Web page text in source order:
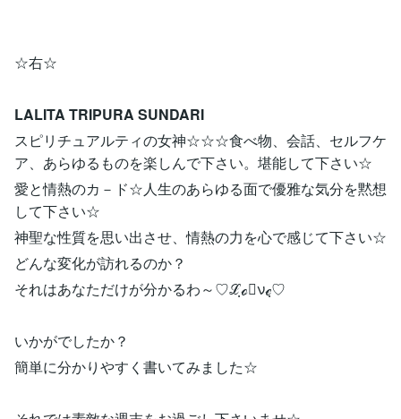
☆右☆
LALITA TRIPURA SUNDARI
スピリチュアルティの女神☆☆☆食べ物、会話、セルフケ
ア、あらゆるものを楽しんで下さい。堪能して下さい☆
愛と情熱のカ－ド☆人生のあらゆる面で優雅な気分を黙想
して下さい☆
神聖な性質を思い出させ、情熱の力を心で感じて下さい☆
どんな変化が訪れるのか？
それはあなただけが分かるわ～♡ℒฺℴฺνℯฺ♡
いかがでしたか？
簡単に分かりやすく書いてみました☆